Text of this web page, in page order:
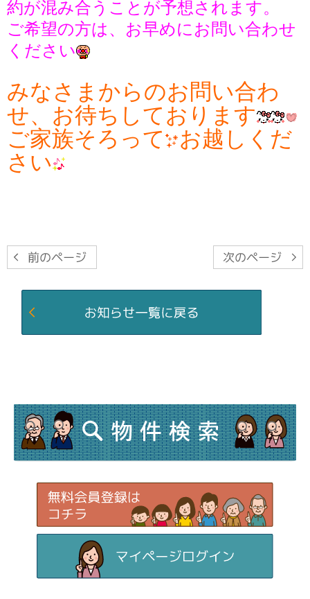
約が混み合うことが予想されます。
ご希望の方は、お早めにお問い合わせ
ください
みなさまからのお問い合わ
せ、お待ちしております
ご家族そろって
お越しくだ
さい